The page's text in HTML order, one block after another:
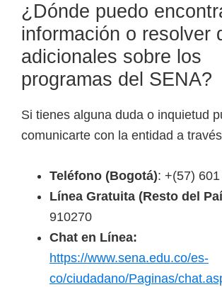
¿Dónde puedo
información o resolver
adicionales sobre los
programas del SENA?
Si tienes alguna duda o inquietud
comunicarte con la entidad a
Teléfono (Bogotá): +(57)
Línea Gratuita (Resto del
910270
Chat en Línea:
https://www.sena.edu.co/es-
co/ciudadano/Paginas/